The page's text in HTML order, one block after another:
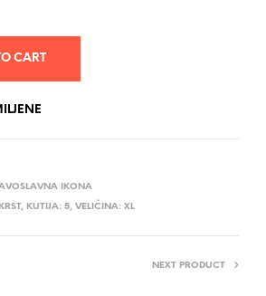
CART
IKONA
KRST, KUTIJA: 5, VELIČINA: XL
NEXT PRODUCT